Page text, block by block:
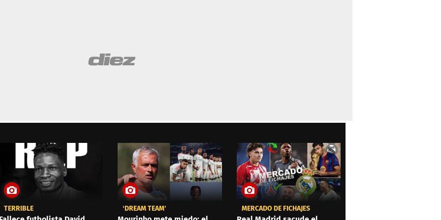
TERRIBLE ‘DREAM TEAM' MERCADO DE FICHAJES